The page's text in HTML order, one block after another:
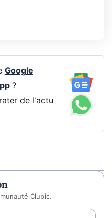
Google
?
de l'actu
Clubic.